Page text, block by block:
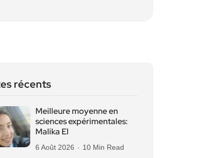
récents
Meilleure moyenne en
sciences expérimentales:
Malika El
6 Août 2026 10 Min Read